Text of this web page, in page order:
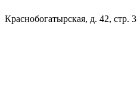
Краснобогатырская, д. 42, стр. 3